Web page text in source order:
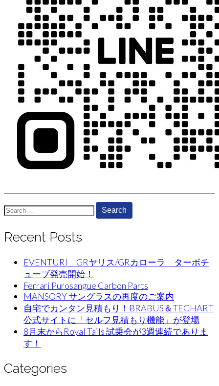
Search
for:
Recent Posts
EVENTURI GRヤリス/GRカローラ ターボチ
ューブ発売開始！
Ferrari Purosangue Carbon Parts
MANSORY サングラスの再度のご案内
自宅でカンタン見積もり！BRABUS＆TECHART
公式サイトに「セルフ見積もり機能」が登場
8月末からRoyal Tails 試乗会が3週連続でありま
す！
Categories